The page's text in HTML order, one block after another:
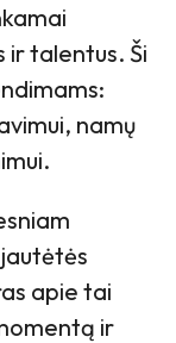
talentus. Ši
namų
apie tai
ir